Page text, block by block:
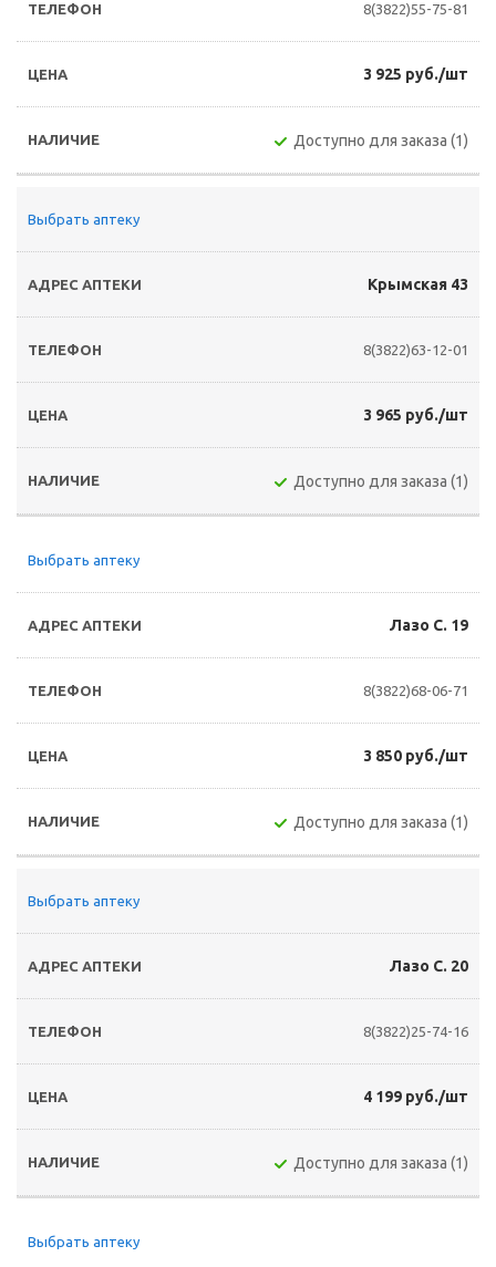
8(3822)55-75-81
3 925 руб./шт
Доступно для заказа (1)
Выбрать аптеку
Крымская 43
8(3822)63-12-01
3 965 руб./шт
Доступно для заказа (1)
Выбрать аптеку
Лазо С. 19
8(3822)68-06-71
3 850 руб./шт
Доступно для заказа (1)
Выбрать аптеку
Лазо С. 20
8(3822)25-74-16
4 199 руб./шт
Доступно для заказа (1)
Выбрать аптеку